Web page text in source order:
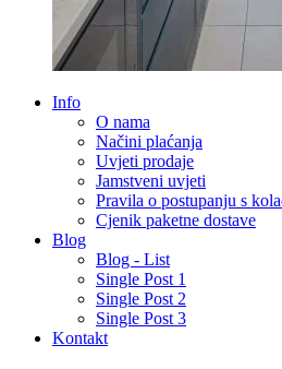
Info
O nama
Načini plaćanja
Uvjeti prodaje
Jamstveni uvjeti
Pravila o postupanju s
Cjenik paketne dostave
Blog
Blog - List
Single Post 1
Single Post 2
Single Post 3
Kontakt